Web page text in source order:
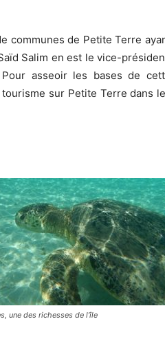
communes de Petite Terre
Salim en est le vice-
asseoir les bases de
sur Petite Terre dans
une des richesses de l’île